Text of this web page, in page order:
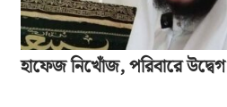
হাফেজ নিখোঁজ, পরিবারে উদ্বেগ